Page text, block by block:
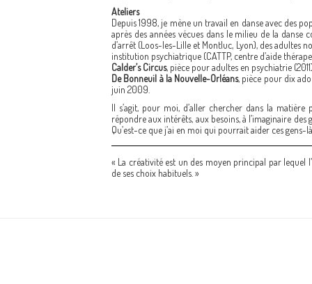
Ateliers
Depuis 1998, je mène un travail en danse avec des
après des années vécues dans le milieu de la
d’arrêt (Loos-les-Lille et Montluc, Lyon), des adultes
institution psychiatrique (CATTP, centre d’aide
Calder’s Circus, pièce pour adultes en psychiatrie
De Bonneuil à la Nouvelle-Orléans, pièce pour dix
juin 2009.
Il s’agit, pour moi, d’aller chercher dans la
répondre aux intérêts, aux besoins, à l’imaginaire
Qu’est-ce que j’ai en moi qui pourrait aider ces
« La créativité est un des moyen principal par lequel
de ses choix habituels. »